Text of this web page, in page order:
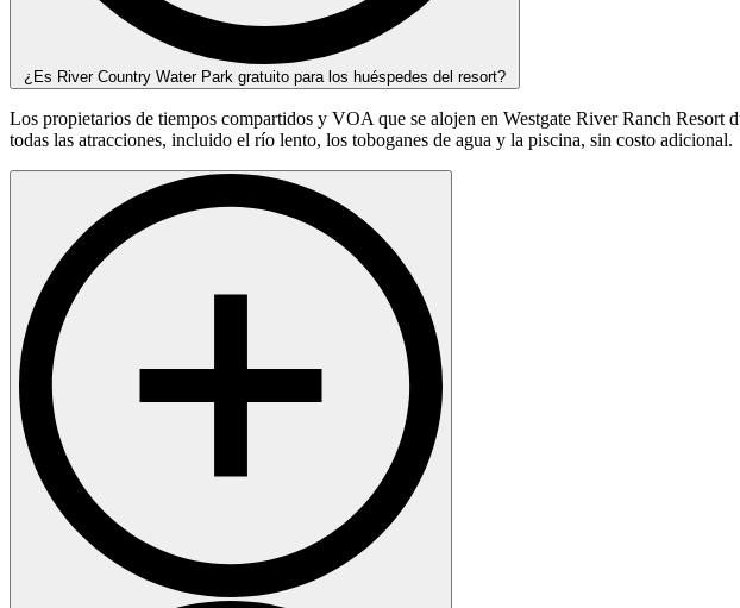
¿Es River Country Water Park gratuito para los huéspedes del resort?
Los propietarios de tiempos compartidos y VOA que se alojen en Westgate River Ranch
todas las atracciones, incluido el río lento, los toboganes de agua y la piscina, sin costo adicional.